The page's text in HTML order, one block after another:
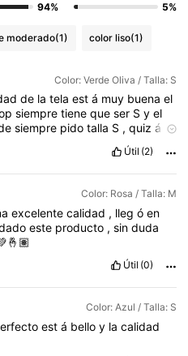
94%
5%
moderado(1) color liso(1)
Color: Verde Oliva / Talla: S
de la tela est á muy buena el
siempretienequeser Syel
siempre pidotalla S ,quizá s
espectacular
Útil (2)
Color: Rosa / Talla: M
excelentecalidad , llegóen
este producto ,sinduda
Útil (0)
Color: Azul / Talla: S
está belloy lacalidad